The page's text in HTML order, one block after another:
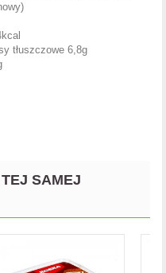
tłuszczowe 6,8g
SAMEJ